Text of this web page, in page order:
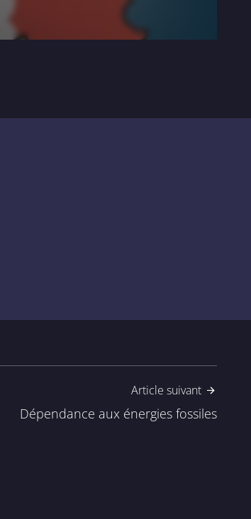
Article suivant
Dépendance aux énergies fossiles